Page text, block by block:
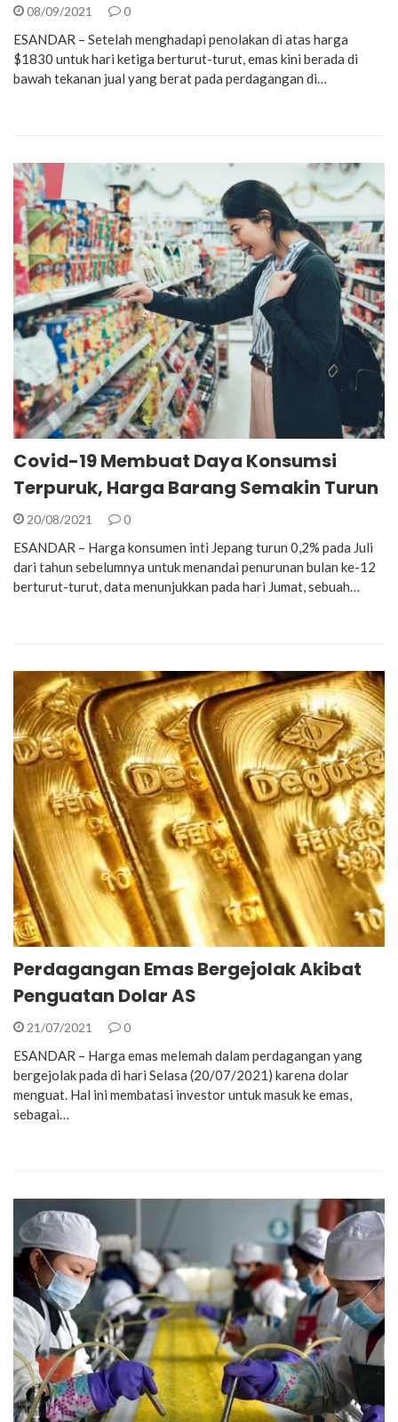
08/09/2021 0
ESANDAR – Setelah menghadapi penolakan di atas harga
$1830 untuk hari ketiga berturut-turut, emas kini berada di
bawah tekanan jual yang berat pada perdagangan di…
Covid-19 Membuat Daya Konsumsi
Terpuruk, Harga Barang Semakin Turun
20/08/2021 0
ESANDAR – Harga konsumen inti Jepang turun 0,2% pada Juli
dari tahun sebelumnya untuk menandai penurunan bulan ke-12
berturut-turut, data menunjukkan pada hari Jumat, sebuah…
Perdagangan Emas Bergejolak Akibat
Penguatan Dolar AS
21/07/2021 0
ESANDAR – Harga emas melemah dalam perdagangan yang
bergejolak pada di hari Selasa (20/07/2021) karena dolar
menguat. Hal ini membatasi investor untuk masuk ke emas,
sebagai…